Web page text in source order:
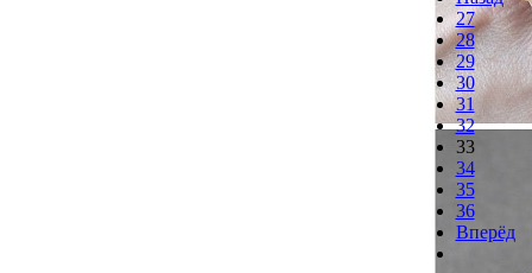
27
28
29
30
31
32
33
34
35
36
Вперёд